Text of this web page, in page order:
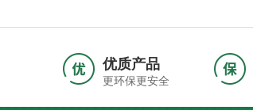
优质产品
更环保更安全